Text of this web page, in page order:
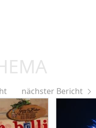
nächster Bericht